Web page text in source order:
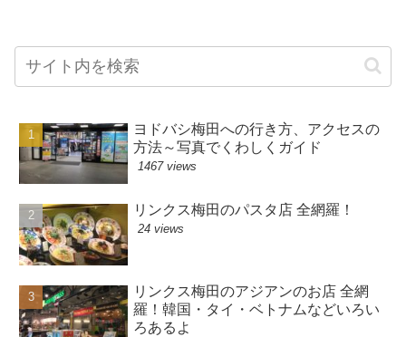
ヨドバシ梅田への行き方、アクセスの
方法～写真でくわしくガイド
1467 views
リンクス梅田のパスタ店 全網羅！
24 views
リンクス梅田のアジアンのお店 全網
羅！韓国・タイ・ベトナムなどいろい
ろあるよ